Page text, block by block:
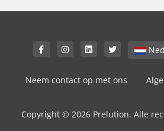
Neem contact op met ons
Copyright © 2026 Prelution. Alle